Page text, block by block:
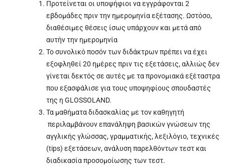
Προτείνεται οι υποψήφιοι να εγγράφονται 2
εβδομάδες πριν την ημερομηνία εξέτασης. Ωστόσο,
διαθέσιμες θέσεις ίσως υπάρχουν και μετά από
αυτήν την ημερομηνία
Το συνολικό ποσόν των διδάκτρων πρέπει να έχει
εξοφληθεί 20 ημέρες πριν τις εξετάσεις, αλλιώς δεν
γίνεται δεκτός σε αυτές με τα προνομιακά εξέταστρα
που εξασφάλισε για τους υποψηφίους σπουδαστές
της η GLOSSOLAND.
Τα μαθήματα διδασκαλίας με τον καθηγητή
περιλαμβάνουν επανάληψη βασικών γνώσεων της
αγγλικής γλώσσας, γραμματικής, λεξιλόγιο, τεχνικές
(tips) εξετάσεων, ανάλυση παρελθόντων τεστ και
διαδικασία προσομοίωσης των τεστ.